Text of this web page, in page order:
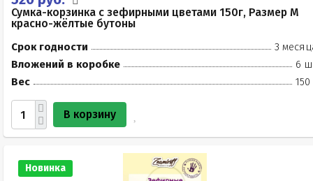
Сумка-корзинка с зефирными цветами 150г, Размер М
красно-жёлтые бутоны
Срок годности
3
Вложений в коробке
6
Вес
150
В корзину
Новинка